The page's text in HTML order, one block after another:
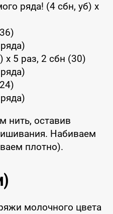
ряда! (4 сбн, уб) x
x 5 раз, 2 сбн (30)
нить, оставив
Набиваем
плотно).
молочного цвета